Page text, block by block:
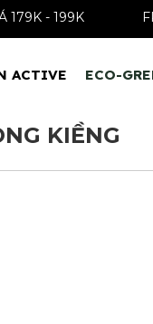
| ĐỒNG GIÁ 179K
ACTIVE ECO-
KIỀNG